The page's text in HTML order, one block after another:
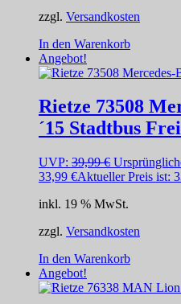
zzgl. Versandkosten
In den Warenkorb
Angebot!
Rietze 73508
´15 Stadtbus
UVP: 39,99€
33,99 €Aktueller Preis ist:
inkl. 19 % MwSt.
zzgl. Versandkosten
In den Warenkorb
Angebot!